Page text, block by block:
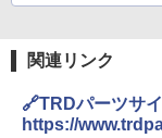
関連リンク
🔗TRDパーツサ
https://